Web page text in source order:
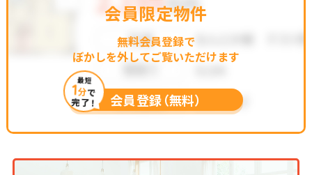
会員限定物件
無料会員登録で
ぼかしを外してご覧いただけます
最短
1分で
完了！ 会員登録（無料）